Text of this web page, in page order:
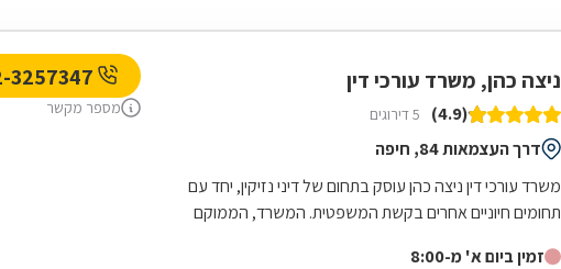
ניצה כהן, משרד עורכי דין
(4.9) 5 דירוגים
דרך העצמאות 84, חיפה
משרד עורכי דין ניצה כהן עוסק בתחום של דיני נזיקין, יחד עם
תחומים חיוניים אחרים בקשת המשפטית. המשרד, הממוקם
זמין ביום א' מ-8:00
מספר מקשר